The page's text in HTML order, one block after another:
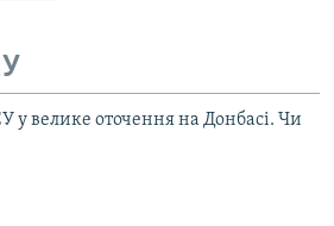
у велике оточення на Донбасі. Чи